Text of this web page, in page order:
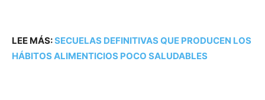
LEE MÁS:SECUELAS DEFINITIVAS QUE PRODUCEN LOS
HÁBITOS ALIMENTICIOS POCO SALUDABLES